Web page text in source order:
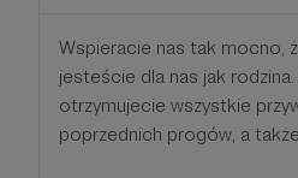
Wspieracie nas tak mocno,
jesteście dla nas jak
otrzymujecie wszystkie
poprzednich progów, a